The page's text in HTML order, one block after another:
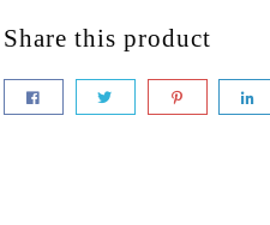
Share this product